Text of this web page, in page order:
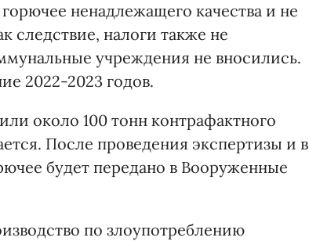
ненадлежащего качества и не
следствие, налоги также не
учреждения не вносились.
2022-2023 годов.
около 100 тонн контрафактного
После проведения экспертизы и в
будет передано в Вооруженные
по злоупотреблению